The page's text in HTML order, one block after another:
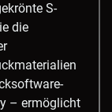
S-
die
– ermöglicht